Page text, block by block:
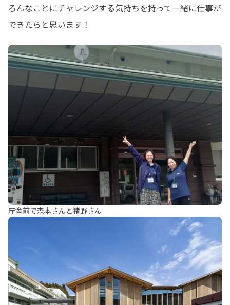
ろんなことにチャレンジする気持ちを持って一緒に仕事が
できたらと思います！
庁舎前で森本さんと猪野さん